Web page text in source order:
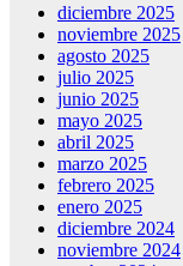
diciembre 2025
noviembre 2025
agosto 2025
julio 2025
junio 2025
mayo 2025
abril 2025
marzo 2025
febrero 2025
enero 2025
diciembre 2024
noviembre 2024